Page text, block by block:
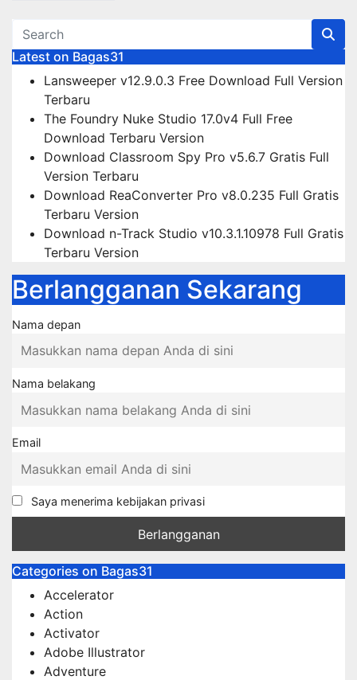
Latest on Bagas31
Lansweeper v12.9.0.3 Free Download Full Version
Terbaru
The Foundry Nuke Studio 17.0v4 Full Free
Download Terbaru Version
Download Classroom Spy Pro v5.6.7 Gratis Full
Version Terbaru
Download ReaConverter Pro v8.0.235 Full Gratis
Terbaru Version
Download n-Track Studio v10.3.1.10978 Full Gratis
Terbaru Version
Berlangganan Sekarang
Nama depan
Nama belakang
Email
Saya menerima kebijakan privasi
Categories on Bagas31
Accelerator
Action
Activator
Adobe Illustrator
Adventure